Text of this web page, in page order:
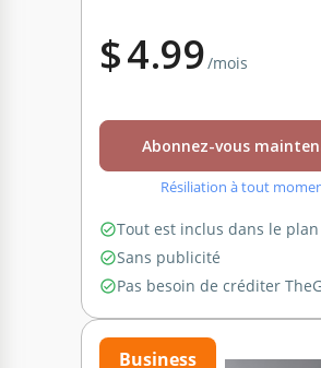
$4.99/mois
Abonnez-vous
Résiliation à tout
Tout est inclus dans le
Sans publicité
Pas besoin de créditer
Business